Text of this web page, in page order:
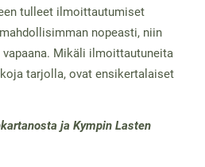
tulleet ilmoittautumiset
nopeasti, niin
Mikäli ilmoittautuneita
tarjolla, ovat ensikertalaiset
ja Kympin Lasten